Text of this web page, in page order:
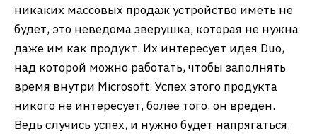
никаких массовых продаж устройство иметь не
будет, это неведома зверушка, которая не нужна
даже им как продукт. Их интересует идея Duo,
над которой можно работать, чтобы заполнять
время внутри Microsoft. Успех этого продукта
никого не интересует, более того, он вреден.
Ведь случись успех, и нужно будет напрягаться,